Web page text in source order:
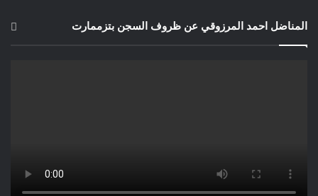
المناضل احمد المرزوقي عن ظروف السجن بتزممارت